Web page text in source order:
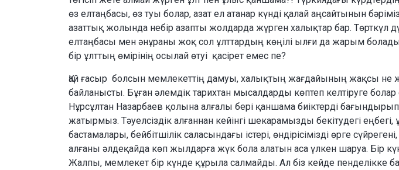
өз елтаңбасы, өз туы болар, азат ел атанар күнді қалай аңсайтынын
азаттық жолында небір азапты жолдарда жүрген халықтар бар. Төрткүл
елтаңбасы мен әнұраны жоқ сол ұлттардың көңілі ылғи да жарым
бір ұлттың өмірінің осылай өтуі қасірет емес пе?
Қай ғасыр болсын мемлекеттің дамуы, халықтың жағдайының жақсы не
байланысты. Бұған әлемдік тарихтан мысалдарды көптеп келтіруге болар
Нұрсұлтан Назарбаев қолына алғалы бері қаншама биіктерді
жатырмыз. Тәуелсіздік алғаннан кейінгі шекарамызды бекітудегі
бастамалары, бейбітшілік саласындағы істері, өндірісімізді өрге
алғаны әлдеқайда көп жылдарға жүк бола алатын аса үлкен шаруа. Бір
Жалпы, мемлекет бір күнде құрыла салмайды. Ал біз кейде пенделікке